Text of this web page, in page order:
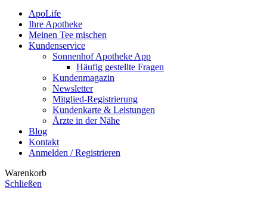
ApoLife
Ihre Apotheke
Meinen Tee mischen
Kundenservice
Sonnenhof Apotheke App
Häufig gestellte Fragen
Kundenmagazin
Newsletter
Mitglied-Registrierung
Kundenkarte & Leistungen
Ärzte in der Nähe
Blog
Kontakt
Anmelden / Registrieren
Warenkorb
Schließen